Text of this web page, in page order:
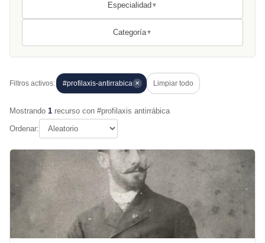
Especialidad ▼
Categoría▼
Filtros activos: #profilaxis-antirrabica ✕ Limpiar todo
Mostrando 1 recurso con #profilaxis antirrábica
Ordenar: